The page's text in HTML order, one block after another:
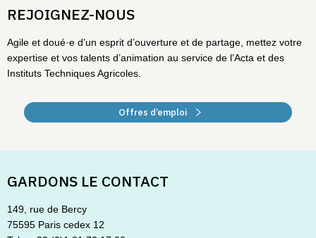
REJOIGNEZ-NOUS
Agile et doué·e d’un esprit d’ouverture et de partage, mettez votre
expertise et vos talents d’animation au service de l’Acta et des
Instituts Techniques Agricoles.
Offres d’emploi
GARDONS LE CONTACT
149, rue de Bercy
75595 Paris cedex 12